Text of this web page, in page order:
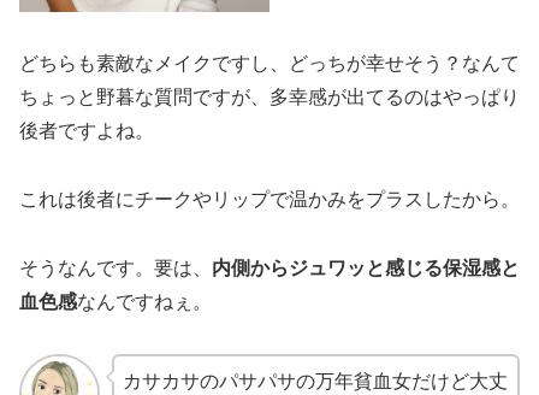
どちらも素敵なメイクですし、どっちが幸せそう？なんて
ちょっと野暮な質問ですが、多幸感が出てるのはやっぱり
後者ですよね。
これは後者にチークやリップで温かみをプラスしたから。
そうなんです。要は、 内側からジュワッと感じる保湿感と
血色感なんですねぇ。
カサカサのパサパサの万年貧血女だけど大丈